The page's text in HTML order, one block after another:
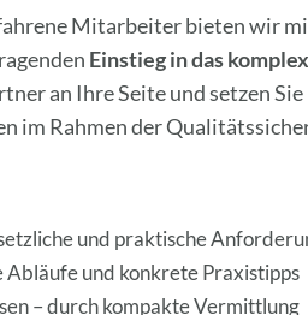
Mitarbeiter bieten wir
Einstieg in das
an Ihre Seite und setzen Sie
im Rahmen der
und praktische
und konkrete Praxistipps
– durch kompakte Vermittlung